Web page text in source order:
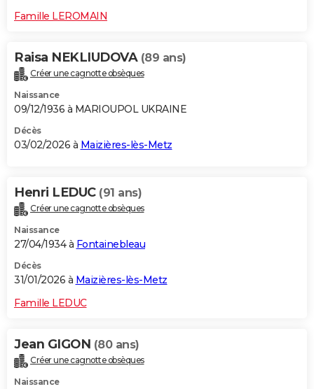
Famille LEROMAIN
Raisa NEKLIUDOVA (89 ans)
Créer une cagnotte obsèques
Naissance
09/12/1936 à MARIOUPOL UKRAINE
Décès
03/02/2026 à Maizières-lès-Metz
Henri LEDUC (91 ans)
Créer une cagnotte obsèques
Naissance
27/04/1934 à Fontainebleau
Décès
31/01/2026 à Maizières-lès-Metz
Famille LEDUC
Jean GIGON (80 ans)
Créer une cagnotte obsèques
Naissance